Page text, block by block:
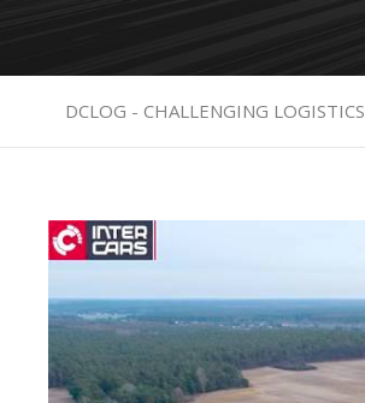
DCLOG - CHALLENGING LOGISTICS